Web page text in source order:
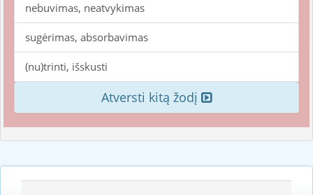
nebuvimas, neatvykimas
sugėrimas, absorbavimas
(nu)trinti, išskusti
Atversti kitą žodį